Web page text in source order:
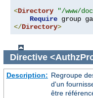
<Directory "/www/
Require
</Directory>
Directive
Description: Regroupe
d'un
être